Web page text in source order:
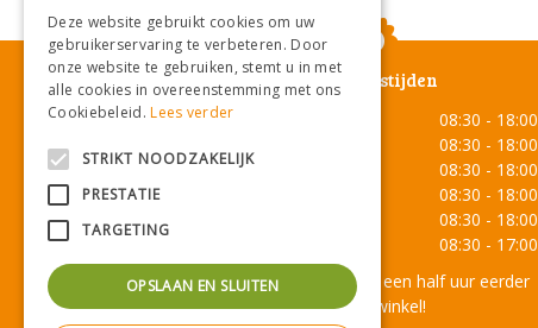
Openingstijden
Maandag
08:30 - 18:00
08:30 - 18:00
Woensdag
08:30 - 18:00
08:30 - 18:00
08:30 - 18:00
08:30 - 17:00
Onze lunchroom sluit een half uur eerder
dan de winkel!
Deze website gebruikt cookies om uw
gebruikerservaring te verbeteren. Door
onze website te gebruiken, stemt u in met
alle cookies in overeenstemming met ons
Cookiebeleid.Lees verder
STRIKT NOODZAKELIJK
PRESTATIE
TARGETING
OPSLAAN EN SLUITEN